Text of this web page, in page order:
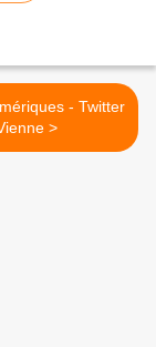
- Twitter
Vienne >